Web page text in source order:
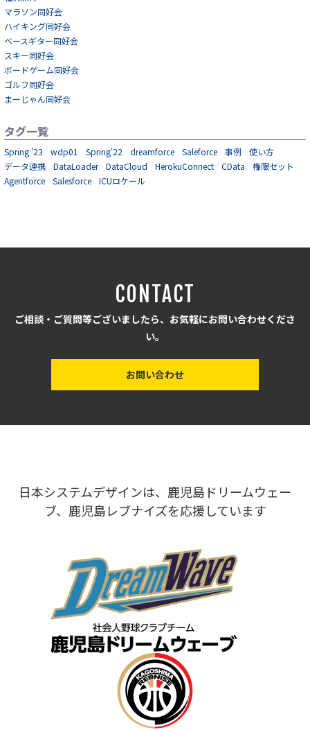
マラソン同好会
ハイキング同好会
ベースギター同好会
スキー同好会
ボードゲーム同好会
ゴルフ同好会
まーじゃん同好会
タグ一覧
Spring ’23 wdp01 Spring'22 dreamforce Saleforce 事例
使い方
データ連携
DataLoader DataCloud HerokuConnect CData
権限セット
Agentforce
Salesforce ICUロケール
CONTACT
ご相談・ご質問等ございましたら、お気軽にお問い合わせくださ
い。
お問い合わせ
日本システムデザインは、鹿児島ドリームウェー
ブ、鹿児島レブナイズを応援しています